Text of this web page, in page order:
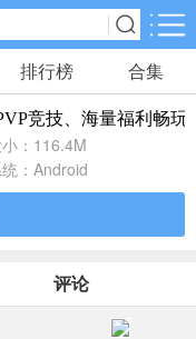
应用分类
角色扮演
38款手游
冒险解谜
排行榜 合集
竞技、海量福利畅玩
：116.4M
：Android
评论